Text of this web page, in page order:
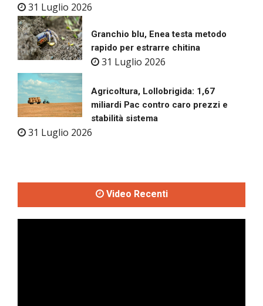
31 Luglio 2026
Granchio blu, Enea testa metodo
rapido per estrarre chitina
31 Luglio 2026
Agricoltura, Lollobrigida: 1,67
miliardi Pac contro caro prezzi e
stabilità sistema
31 Luglio 2026
Video Recenti